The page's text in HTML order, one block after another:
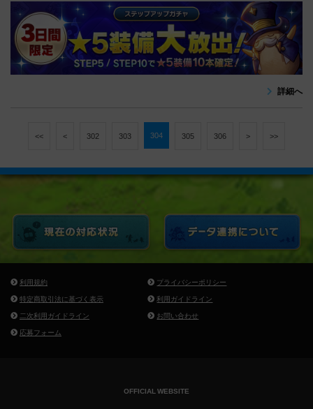
詳細へ
<< < 302 303 304 305 306 > >>
利用規約
プライバシーポリシー
特定商取引法に基づく表示
利用ガイドライン
二次利用ガイドライン
お問い合わせ
応募フォーム
OFFICIAL WEBSITE